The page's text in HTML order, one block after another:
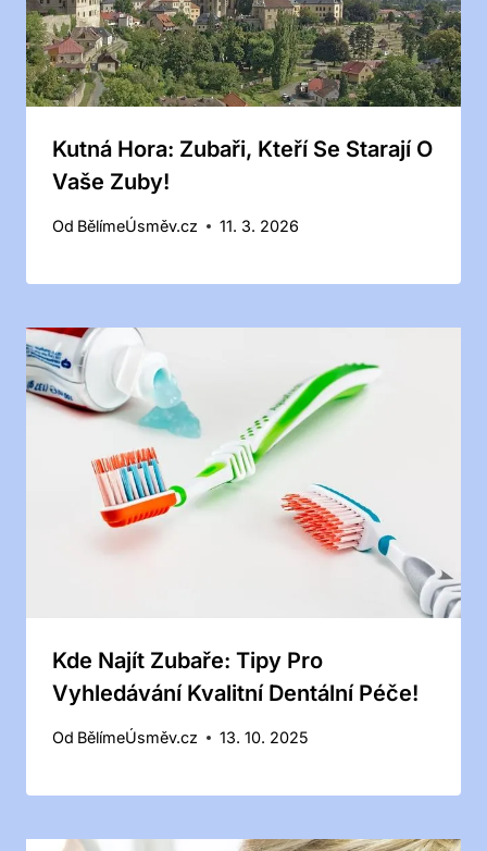
Kutná Hora: Zubaři, Kteří Se Starají O
Vaše Zuby!
Od BělímeÚsměv.cz 11. 3. 2026
Kde Najít Zubaře: Tipy Pro
Vyhledávání Kvalitní Dentální Péče!
Od BělímeÚsměv.cz 13. 10. 2025